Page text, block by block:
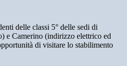
delle classi 5° delle sedi di
e Camerino (indirizzo elettrico ed
di visitare lo stabilimento